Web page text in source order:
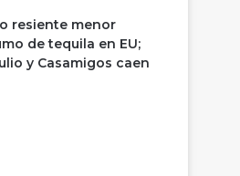
resiente menor
de tequila en EU;
y Casamigos caen